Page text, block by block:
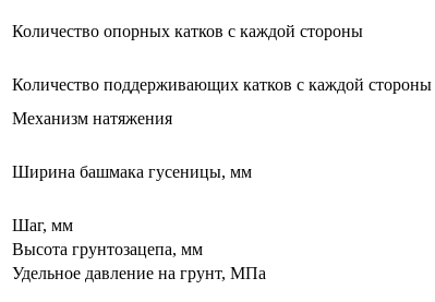
Количество опорных катков с каждой стороны
Количество поддерживающих катков с каждой стороны
Механизм натяжения
Ширина башмака гусеницы, мм
Шаг, мм
Высота грунтозацепа, мм
Удельное давление на грунт, МПа